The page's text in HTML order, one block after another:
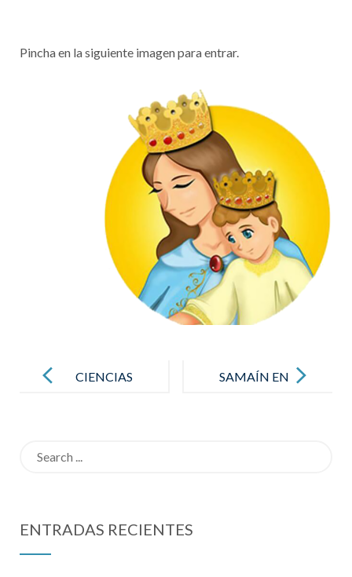
Pincha en la siguiente imagen para entrar.
navigation CIENCIAS
DESARROLL
SAMAÍN EN
ENTRADAS RECIENTES